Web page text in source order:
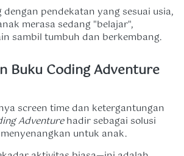
pendekatan yang sesuai usia,
merasa sedang "belajar",
sambil tumbuh dan berkembang.
Buku Coding Adventure
screen time dan ketergantungan
Adventure hadir sebagai solusi
untuk anak.